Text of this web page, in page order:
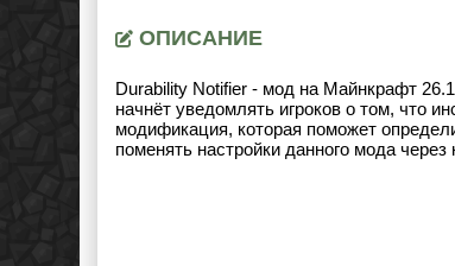
ОПИСАНИЕ
Durability Notifier - мод на Майнкрафт
начнёт уведомлять игроков о том, что
модификация, которая поможет
поменять настройки данного мода